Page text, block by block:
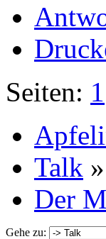
Seiten: 1
Talk »
Der
Gehe zu: